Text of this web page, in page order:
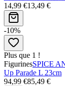
14,99 €13,49 €
-10%
Plus que 1 !
FigurinesSPICE
Up Parade L 23cm
94,99 €85,49 €